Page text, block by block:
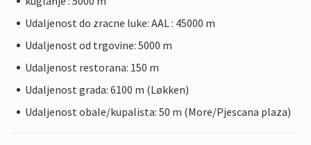
Udaljenost do zracne luke: AAL : 45000 m
Udaljenost od trgovine: 5000 m
Udaljenost restorana: 150 m
Udaljenost grada: 6100 m (Løkken)
Udaljenost obale/kupalista: 50 m (More/Pjescana plaza)